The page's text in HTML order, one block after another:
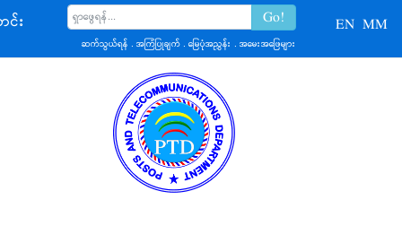
း
ဆက်သွယ်ရန် . အကြံပြုချက်. မြေပုံအညွှန်း . အမေးအဖြေများ
EN MM